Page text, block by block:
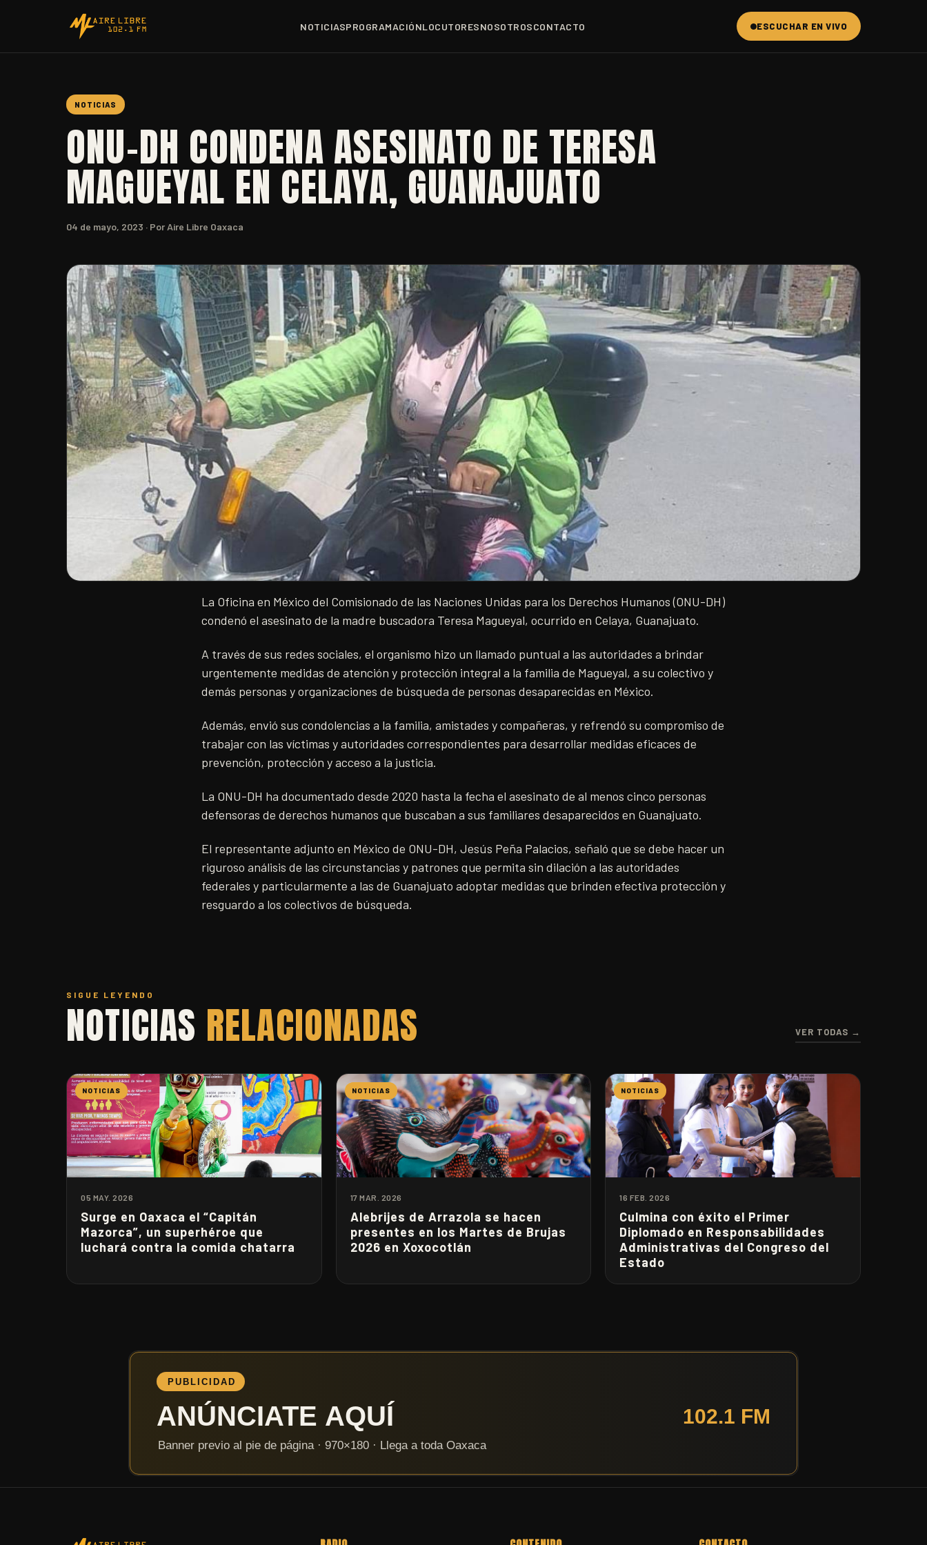
NOTICIASPROGRAMACIÓNLOCUTORESNOSOTROSCONTACTO ESCUCHAR EN VIVO
NOTICIAS
ONU-DH CONDENA ASESINATO DE TERESA
MAGUEYAL EN CELAYA, GUANAJUATO
04 de mayo, 2023 · Por Aire Libre Oaxaca
La Oficina en México del Comisionado de las Naciones Unidas para los Derechos Humanos (ONU-DH)
condenó el asesinato de la madre buscadora Teresa Magueyal, ocurrido en Celaya, Guanajuato.
A través de sus redes sociales, el organismo hizo un llamado puntual a las autoridades a brindar
urgentemente medidas de atención y protección integral a la familia de Magueyal, a su colectivo y
demás personas y organizaciones de búsqueda de personas desaparecidas en México.
Además, envió sus condolencias a la familia, amistades y compañeras, y refrendó su compromiso de
trabajar con las víctimas y autoridades correspondientes para desarrollar medidas eficaces de
prevención, protección y acceso a la justicia.
La ONU-DH ha documentado desde 2020 hasta la fecha el asesinato de al menos cinco personas
defensoras de derechos humanos que buscaban a sus familiares desaparecidos en Guanajuato.
El representante adjunto en México de ONU-DH, Jesús Peña Palacios, señaló que se debe hacer un
riguroso análisis de las circunstancias y patrones que permita sin dilación a las autoridades
federales y particularmente a las de Guanajuato adoptar medidas que brinden efectiva protección y
resguardo a los colectivos de búsqueda.
SIGUE LEYENDO
NOTICIAS RELACIONADAS VER TODAS →
NOTICIAS
05 MAY. 2026
Surge en Oaxaca el “Capitán
Mazorca”, un superhéroe que
luchará contra la comida chatarra
NOTICIAS
17 MAR. 2026
Alebrijes de Arrazola se hacen
presentes en los Martes de Brujas
2026 en Xoxocotlán
NOTICIAS
16 FEB. 2026
Culmina con éxito el Primer
Diplomado en Responsabilidades
Administrativas del Congreso del
Estado